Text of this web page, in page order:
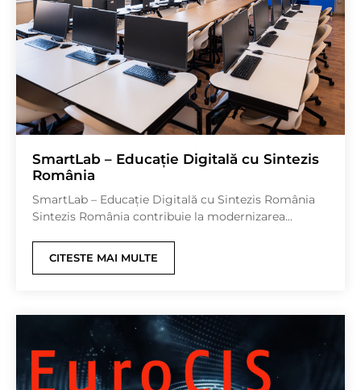
SmartLab – Educație Digitală cu Sintezis
România
SmartLab – Educație Digitală cu Sintezis România
Sintezis România contribuie la modernizarea...
CITESTE MAI MULTE